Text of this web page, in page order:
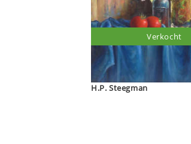
H.P. Steegman
Verkocht